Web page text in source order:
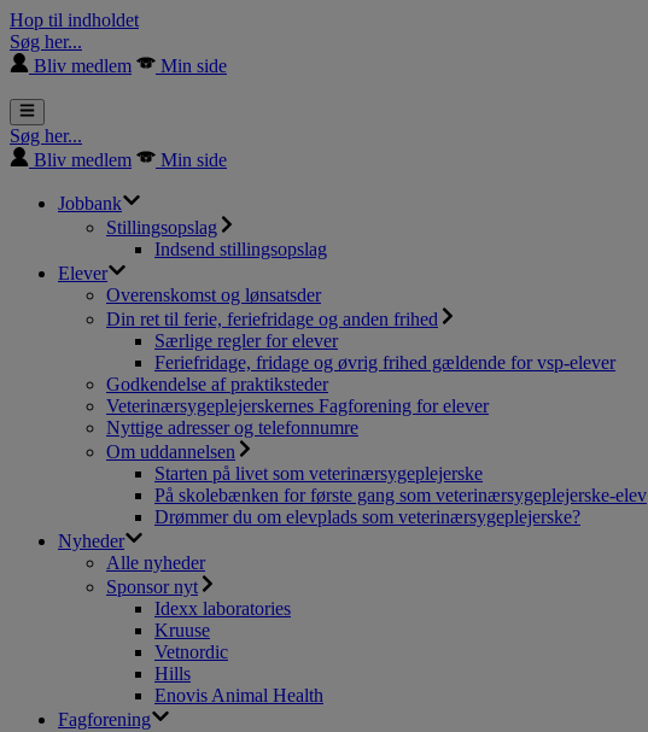
Hop til indholdet
Søg her...
Bliv medlem
Min side
Søg her...
Bliv medlem
Min side
Jobbank
Stillingsopslag
Indsend stillingsopslag
Elever
Overenskomst og lønsatsder
Din ret til ferie, feriefridage og anden frihed
Særlige regler for elever
Feriefridage, fridage og øvrig frihed gældende for vsp-elever
Godkendelse af praktiksteder
Veterinærsygeplejerskernes Fagforening for elever
Nyttige adresser og telefonnumre
Om uddannelsen
Starten på livet som veterinærsygeplejerske
På skolebænken for første gang som veterinærsygeplejerske-elev
Drømmer du om elevplads som veterinærsygeplejerske?
Nyheder
Alle nyheder
Sponsor nyt
Idexx laboratories
Kruuse
Vetnordic
Hills
Enovis Animal Health
Fagforening